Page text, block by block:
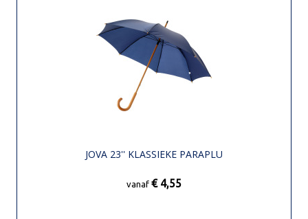
JOVA 23'' KLASSIEKE PARAPLU
vanaf € 4,55